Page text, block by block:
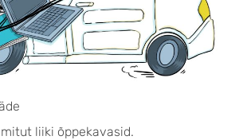
liiki õppekavasid.